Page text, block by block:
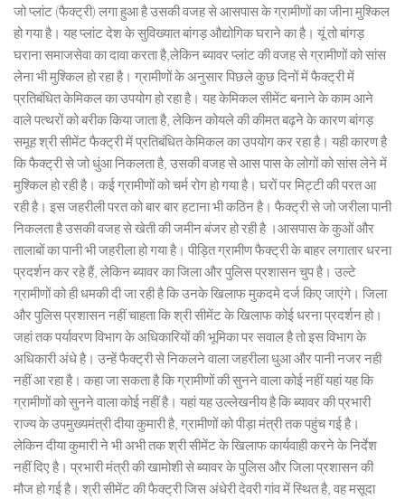
जो प्लांट (फैक्ट्री) लगा हुआ है उसकी वजह से आसपास के ग्रामीणों का जीना मुश्किल
हो गया है। यह प्लांट देश के सुविख्यात बांगड़ औद्योगिक घराने का है। यूं तो बांगड़
घराना समाजसेवा का दावा करता है,लेकिन ब्यावर प्लांट की वजह से ग्रामीणों को सांस
लेना भी मुश्किल हो रहा है। ग्रामीणों के अनुसार पिछले कुछ दिनों में फैक्ट्री में
प्रतिबंधित केमिकल का उपयोग हो रहा है। यह केमिकल सीमेंट बनाने के काम आने
वाले पत्थरों को बरीक किया जाता है, लेकिन कोयले की कीमत बढ़ने के कारण बांगड़
समूह श्री सीमेंट फैक्ट्री में प्रतिबंधित केमिकल का उपयोग कर रहा है। यही कारण है
कि फैक्ट्री से जो धुंआ निकलता है, उसकी वजह से आस पास के लोगों को सांस लेने में
मुश्किल हो रही है। कई ग्रामीणों को चर्म रोग हो गया है। घरों पर मिट्टी की परत आ
रही है। इस जहरीली परत को बार बार हटाना भी कठिन है। फैक्ट्री से जो जरीला पानी
निकलता है उसकी वजह से खेती की जमीन बंजर हो रही है ।आसपास के कुओं और
तालाबों का पानी भी जहरीला हो गया है। पीड़ित ग्रामीण फैक्ट्री के बाहर लगातार धरना
प्रदर्शन कर रहे हैं, लेकिन ब्यावर का जिला और पुलिस प्रशासन चुप है। उल्टे
ग्रामीणों को ही धमकी दी जा रही है कि उनके खिलाफ मुकदमे दर्ज किए जाएंगे। जिला
और पुलिस प्रशासन नहीं चाहता कि श्री सीमेंट के खिलाफ कोई धरना प्रदर्शन हो।
जहां तक पर्यावरण विभाग के अधिकारियों की भूमिका पर सवाल है तो इस विभाग के
अधिकारी अंधे है। उन्हें फैक्ट्री से निकलने वाला जहरीला धुआ और पानी नजर नही
नहीं आ रहा है। कहा जा सकता है कि ग्रामीणों की सुनने वाला कोई नहीं यहां यह कि
ग्रामीणों को सुनने वाला कोई नहीं है। यहां यह उल्लेखनीय है कि ब्यावर की प्रभारी
राज्य के उपमुख्यमंत्री दीया कुमारी है, ग्रामीणों को पीड़ा मंत्री तक पहुंच गई है।
लेकिन दीया कुमारी ने भी अभी तक श्री सीमेंट के खिलाफ कार्यवाही करने के निर्देश
नहीं दिए है। प्रभारी मंत्री की खामोशी से ब्यावर के पुलिस और जिला प्रशासन की
मौज हो गई है। श्री सीमेंट की फैक्ट्री जिस अंधेरी देवरी गांव में स्थित है, वह मसूदा